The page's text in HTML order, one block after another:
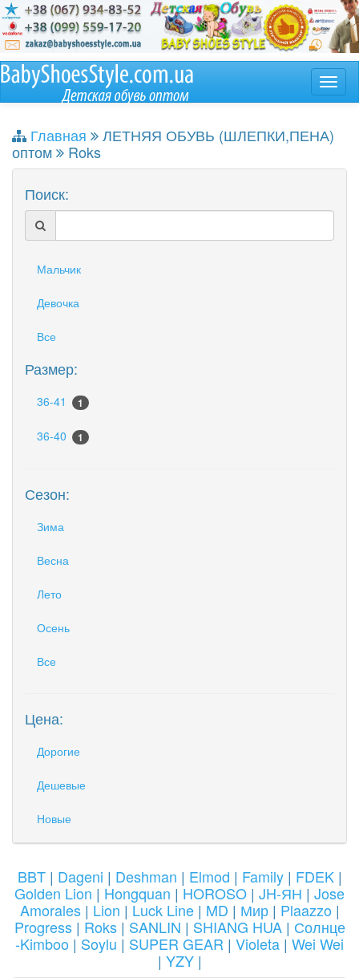
Главная
ЛЕТНЯЯ ОБУВЬ (ШЛЕПКИ,ПЕНА)
оптом
Roks
Поиск:
Мальчик
Девочка
Все
Размер:
36-41 1
36-40 1
Сезон:
Зима
Весна
Лето
Осень
Все
Цена:
Дорогие
Дешевые
Новые
BBT| Dageni | Deshman | Elmod | Family| FDEK|
Golden Lion | Hongquan | HOROSO | JH-ЯН | Jose
Amorales| Lion | Luck Line | MD | Мир| Plaazzo |
Progress| Roks| SANLIN | SHIANG HUA| Солнце
-Kimboo | Soylu | SUPER GEAR | Violeta | Wei Wei
| YZY|